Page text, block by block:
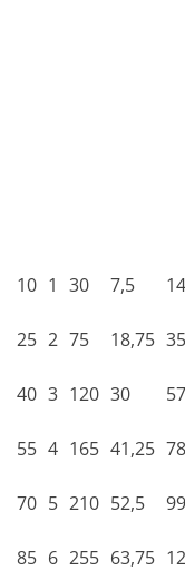
10 1 30 7,5
25 2 75 18,75
40 3 120 30
55 4 165 41,25
70 5 210 52,5
85 6 255 63,75